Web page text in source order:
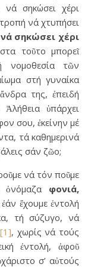
νά σηκώσει χέρι
νά χτυπήσει
σηκώσει χέρι
τοῦτο μπορεῖ
νομοθεσία τῶν
στή γυναίκα
της, ἐπειδή
ὑπάρχει
σου, ἐκείνην μέ
τά καθημερινά
σάν ζῶο;
νά τόν ποῦμε
φονιά,
ἐάν ἔχουμε ἐντολή
τή σύζυγο, νά
[1], χωρίς νά τούς
ἐντολή, ἀφοῦ
σ’ αὐτούς